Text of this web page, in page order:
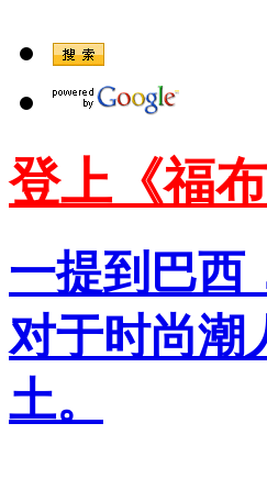
登上《福
一提到巴西
对于时尚潮
土。